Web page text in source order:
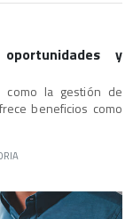
y
como la gestión de
beneficios como